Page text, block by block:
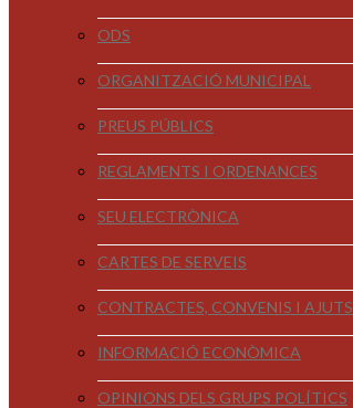
ODS
ORGANITZACIÓ MUNICIPAL
PREUS PÚBLICS
REGLAMENTS I ORDENANCES
SEU ELECTRÒNICA
CARTES DE SERVEIS
CONTRACTES, CONVENIS I AJUTS
INFORMACIÓ ECONÒMICA
OPINIONS DELS GRUPS POLÍTICS